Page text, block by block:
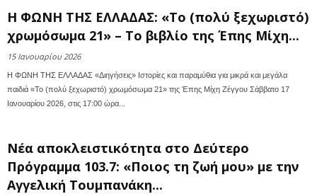
Η ΦΩΝΗ ΤΗΣ ΕΛΛΑΔΑΣ: «Το (πολύ ξεχωριστό)
χρωμόσωμα 21» – Το βιβλίο της Έπης Μίχη...
15 Ιανουαρίου 2026
Η ΦΩΝΗ ΤΗΣ ΕΛΛΑΔΑΣ «Διηγήσεις» Ιστορίες και παραμύθια για μικρά και μεγάλα
παιδιά «Το (πολύ ξεχωριστό) χρωμόσωμα 21» της Έπης Μίχη Ζέγγου Σάββατο 17
Ιανουαρίου 2026, στις 17:00 ώρα...
Νέα αποκλειστικότητα στο Δεύτερο
Πρόγραμμα 103.7: «Ποιος τη ζωή μου» με την
Αγγελική Τουμπανάκη...